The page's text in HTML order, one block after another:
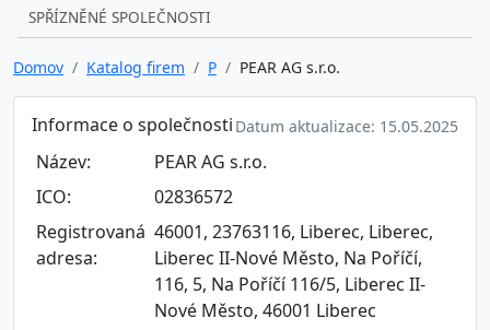
SPŘÍZNĚNÉ SPOLEČNOSTI
Domov Katalog firem P PEAR AG s.r.o.
Informace o společnosti Datum aktualizace: 15.05.2025
Název:
PEAR AG s.r.o.
ICO:
02836572
Registrovaná
adresa:
46001, 23763116, Liberec, Liberec,
Liberec II-Nové Město, Na Poříčí,
116, 5, Na Poříčí 116/5, Liberec II-
Nové Město, 46001 Liberec